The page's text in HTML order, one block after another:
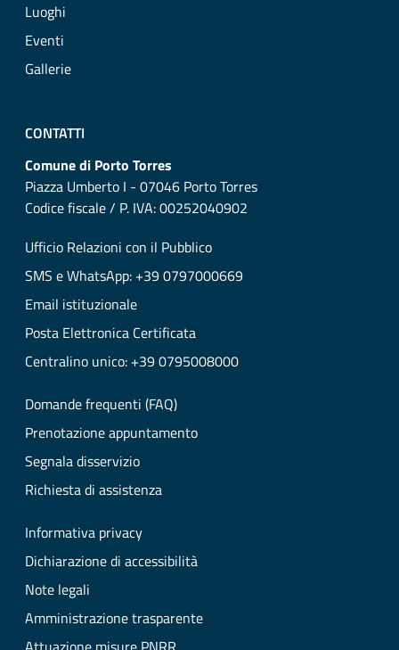
Luoghi
Eventi
Gallerie
CONTATTI
Comune di Porto Torres
Piazza Umberto I - 07046 Porto Torres
Codice fiscale / P. IVA: 00252040902
Ufficio Relazioni con il Pubblico
SMS e WhatsApp: +39 0797000669
Email istituzionale
Posta Elettronica Certificata
Centralino unico: +39 0795008000
Domande frequenti (FAQ)
Prenotazione appuntamento
Segnala disservizio
Richiesta di assistenza
Informativa privacy
Dichiarazione di accessibilità
Note legali
Amministrazione trasparente